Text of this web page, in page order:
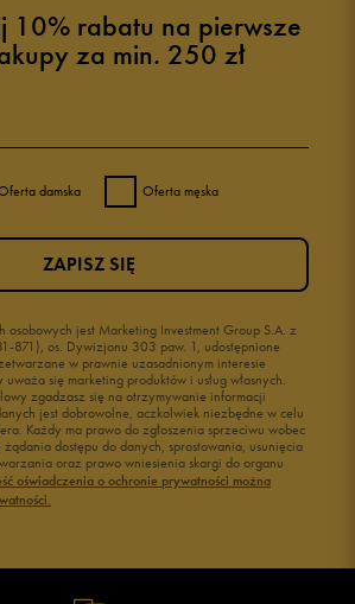
10% rabatu na pierwsze
za min. 250 zł
damska Oferta męska
osobowych jest Marketing Investment Group S.A. z
871), os. Dywizjonu 303 paw. 1, udostępnione
w prawnie uzasadnionym interesie
się marketing produktów i usług własnych.
zgadzasz się na otrzymywanie informacji
jest dobrowolne, aczkolwiek niezbędne w celu
Każdy ma prawo do zgłoszenia sprzeciwu wobec
dostępu do danych, sprostowania, usunięcia
oraz prawo wniesienia skargi do organu
oświadczenia o ochronie prywatności można
ZAPISZ SIĘ